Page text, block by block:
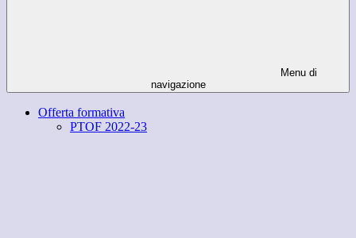
Menu di
navigazione
Offerta formativa
PTOF 2022-23